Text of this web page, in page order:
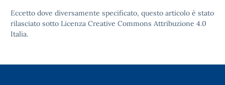
Eccetto dove diversamente specificato, questo articolo è stato
rilasciato sotto Licenza Creative Commons Attribuzione 4.0
Italia.